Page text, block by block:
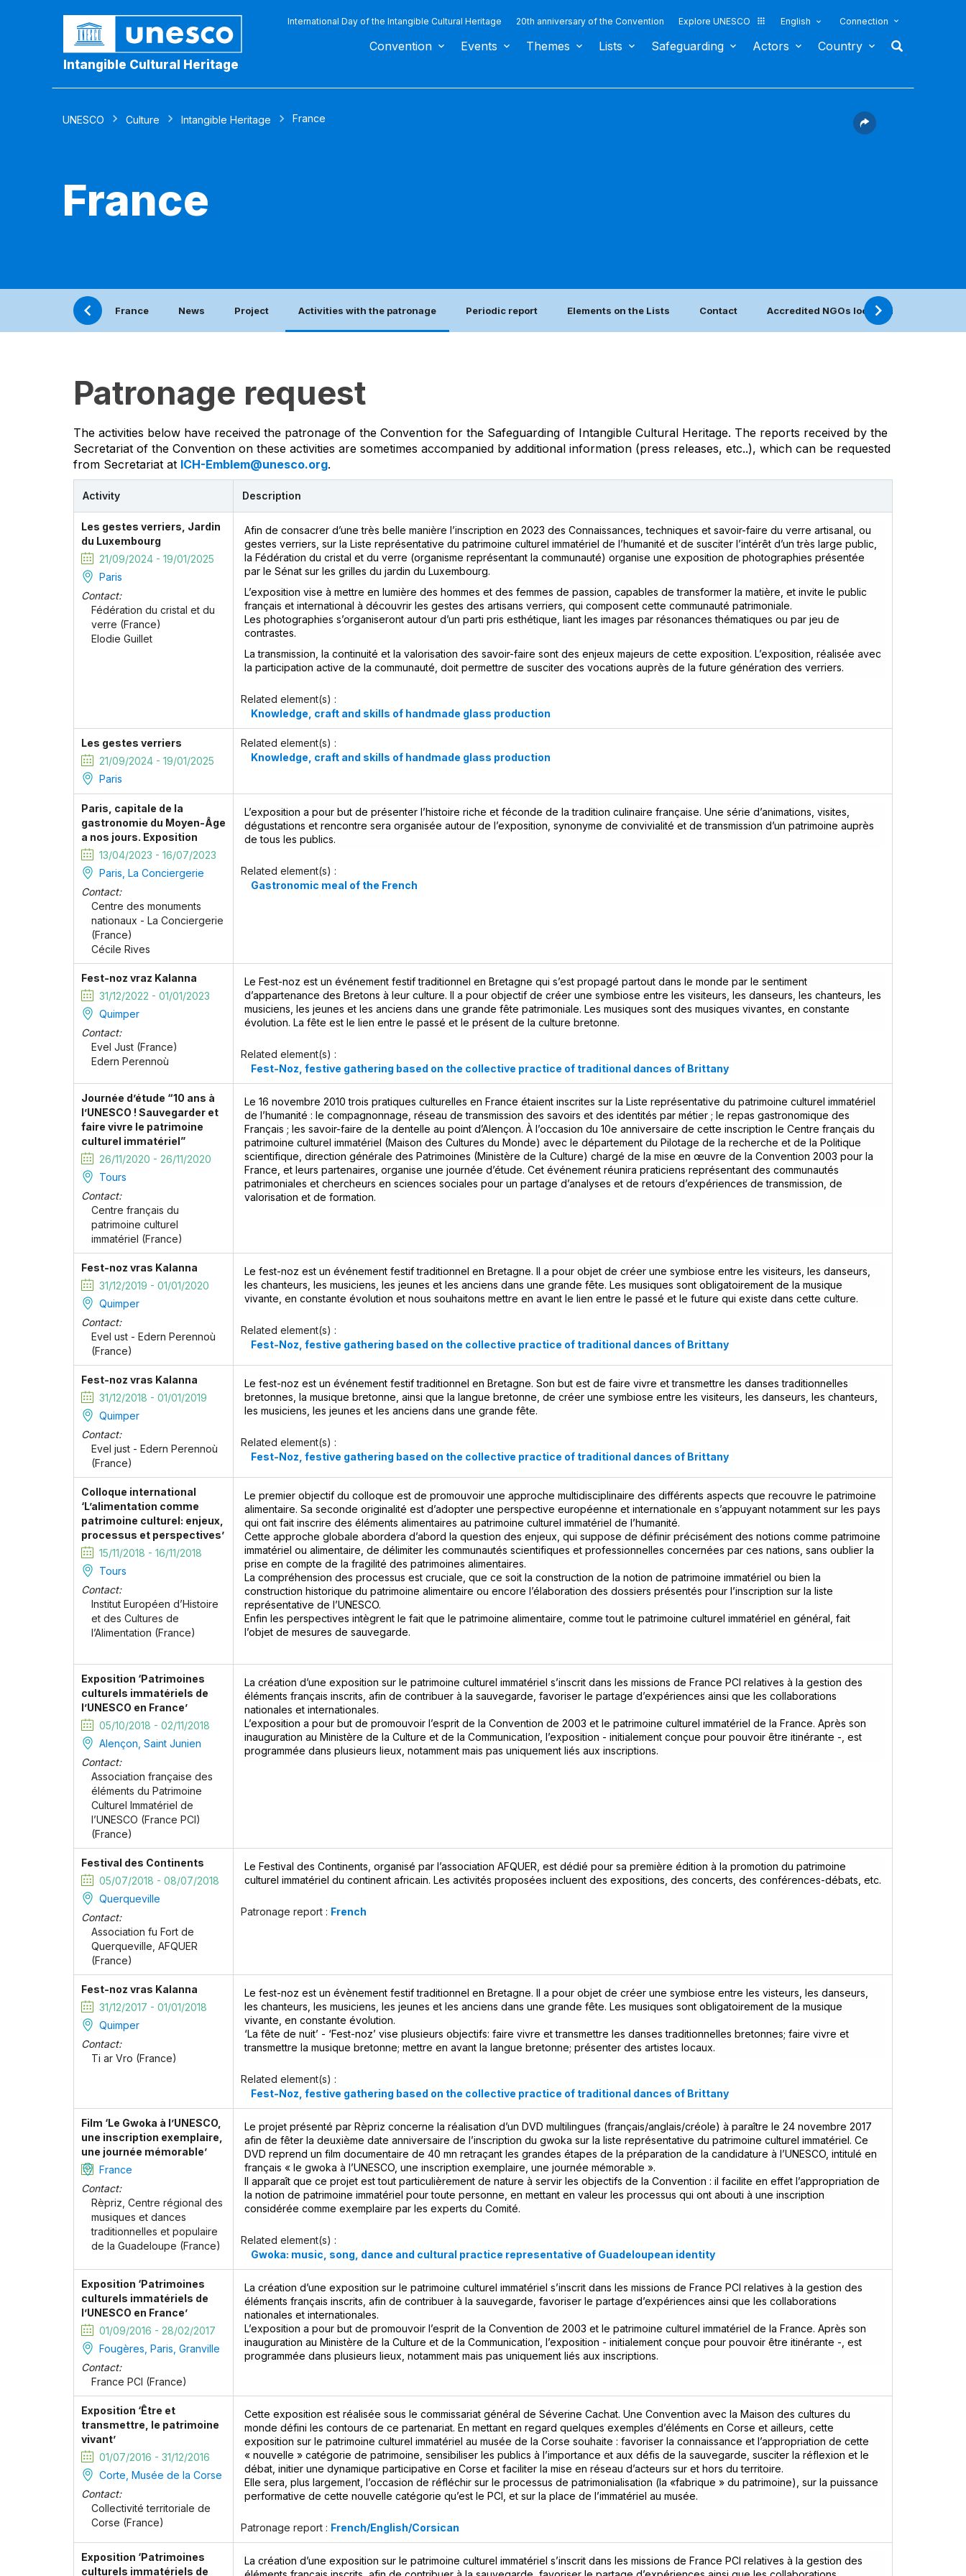
Intangible Cultural Heritage
International Day of the Intangible Cultural Heritage 20th anniversary of the Convention Explore UNESCO English Connection
Convention Events Themes Lists Safeguarding Actors Country
UNESCO Culture Intangible Heritage France
France
France News Project Activities with the patronage Periodic report Elements on the Lists Contact Accredited NGOs located in this country
Patronage request
The activities below have received the patronage of the Convention for the Safeguarding of Intangible Cultural Heritage. The reports received by the
Secretariat of the Convention on these activities are sometimes accompanied by additional information (press releases, etc..), which can be requested
from Secretariat at ICH-Emblem@unesco.org.
Activity Description
Les gestes verriers, Jardin
du Luxembourg
21/09/2024 - 19/01/2025
Paris
Contact:
Fédération du cristal et du
verre (France)
Elodie Guillet
Afin de consacrer d’une très belle manière l’inscription en 2023 des Connaissances, techniques et savoir-faire du verre artisanal, ou
gestes verriers, sur la Liste représentative du patrimoine culturel immatériel de l’humanité et de susciter l’intérêt d’un très large public,
la Fédération du cristal et du verre (organisme représentant la communauté) organise une exposition de photographies présentée
par le Sénat sur les grilles du jardin du Luxembourg.
L’exposition vise à mettre en lumière des hommes et des femmes de passion, capables de transformer la matière, et invite le public
français et international à découvrir les gestes des artisans verriers, qui composent cette communauté patrimoniale.
Les photographies s’organiseront autour d’un parti pris esthétique, liant les images par résonances thématiques ou par jeu de
contrastes.
La transmission, la continuité et la valorisation des savoir-faire sont des enjeux majeurs de cette exposition. L’exposition, réalisée avec
la participation active de la communauté, doit permettre de susciter des vocations auprès de la future génération des verriers.
Related element(s) :
Knowledge, craft and skills of handmade glass production
Les gestes verriers
21/09/2024 - 19/01/2025
Paris
Related element(s) :
Knowledge, craft and skills of handmade glass production
Paris, capitale de la
gastronomie du Moyen-Âge
a nos jours. Exposition
13/04/2023 - 16/07/2023
Paris, La Conciergerie
Contact:
Centre des monuments
nationaux - La Conciergerie
(France)
Cécile Rives
L’exposition a pour but de présenter l’histoire riche et féconde de la tradition culinaire française. Une série d’animations, visites,
dégustations et rencontre sera organisée autour de l’exposition, synonyme de convivialité et de transmission d’un patrimoine auprès
de tous les publics.
Related element(s) :
Gastronomic meal of the French
Fest-noz vraz Kalanna
31/12/2022 - 01/01/2023
Quimper
Contact:
Evel Just (France)
Edern Perennoù
Le Fest-noz est un événement festif traditionnel en Bretagne qui s’est propagé partout dans le monde par le sentiment
d’appartenance des Bretons à leur culture. Il a pour objectif de créer une symbiose entre les visiteurs, les danseurs, les chanteurs, les
musiciens, les jeunes et les anciens dans une grande fête patrimoniale. Les musiques sont des musiques vivantes, en constante
évolution. La fête est le lien entre le passé et le présent de la culture bretonne.
Related element(s) :
Fest-Noz, festive gathering based on the collective practice of traditional dances of Brittany
Journée d’étude “10 ans à
l’UNESCO ! Sauvegarder et
faire vivre le patrimoine
culturel immatériel”
26/11/2020 - 26/11/2020
Tours
Contact:
Centre français du
patrimoine culturel
immatériel (France)
Le 16 novembre 2010 trois pratiques culturelles en France étaient inscrites sur la Liste représentative du patrimoine culturel immatériel
de l’humanité : le compagnonnage, réseau de transmission des savoirs et des identités par métier ; le repas gastronomique des
Français ; les savoir-faire de la dentelle au point d’Alençon. À l’occasion du 10e anniversaire de cette inscription le Centre français du
patrimoine culturel immatériel (Maison des Cultures du Monde) avec le département du Pilotage de la recherche et de la Politique
scientifique, direction générale des Patrimoines (Ministère de la Culture) chargé de la mise en œuvre de la Convention 2003 pour la
France, et leurs partenaires, organise une journée d’étude. Cet événement réunira praticiens représentant des communautés
patrimoniales et chercheurs en sciences sociales pour un partage d’analyses et de retours d’expériences de transmission, de
valorisation et de formation.
Fest-noz vras Kalanna
31/12/2019 - 01/01/2020
Quimper
Contact:
Evel ust - Edern Perennoù
(France)
Le fest-noz est un événement festif traditionnel en Bretagne. Il a pour objet de créer une symbiose entre les visiteurs, les danseurs,
les chanteurs, les musiciens, les jeunes et les anciens dans une grande fête. Les musiques sont obligatoirement de la musique
vivante, en constante évolution et nous souhaitons mettre en avant le lien entre le passé et le future qui existe dans cette culture.
Related element(s) :
Fest-Noz, festive gathering based on the collective practice of traditional dances of Brittany
Fest-noz vras Kalanna
31/12/2018 - 01/01/2019
Quimper
Contact:
Evel just - Edern Perennoù
(France)
Le fest-noz est un événement festif traditionnel en Bretagne. Son but est de faire vivre et transmettre les danses traditionnelles
bretonnes, la musique bretonne, ainsi que la langue bretonne, de créer une symbiose entre les visiteurs, les danseurs, les chanteurs,
les musiciens, les jeunes et les anciens dans une grande fête.
Related element(s) :
Fest-Noz, festive gathering based on the collective practice of traditional dances of Brittany
Colloque international
‘L’alimentation comme
patrimoine culturel: enjeux,
processus et perspectives’
15/11/2018 - 16/11/2018
Tours
Contact:
Institut Européen d’Histoire
et des Cultures de
l’Alimentation (France)
Le premier objectif du colloque est de promouvoir une approche multidisciplinaire des différents aspects que recouvre le patrimoine
alimentaire. Sa seconde originalité est d’adopter une perspective européenne et internationale en s’appuyant notamment sur les pays
qui ont fait inscrire des éléments alimentaires au patrimoine culturel immatériel de l’humanité.
Cette approche globale abordera d’abord la question des enjeux, qui suppose de définir précisément des notions comme patrimoine
immatériel ou alimentaire, de délimiter les communautés scientifiques et professionnelles concernées par ces nations, sans oublier la
prise en compte de la fragilité des patrimoines alimentaires.
La compréhension des processus est cruciale, que ce soit la construction de la notion de patrimoine immatériel ou bien la
construction historique du patrimoine alimentaire ou encore l’élaboration des dossiers présentés pour l’inscription sur la liste
représentative de l’UNESCO.
Enfin les perspectives intègrent le fait que le patrimoine alimentaire, comme tout le patrimoine culturel immatériel en général, fait
l’objet de mesures de sauvegarde.
Exposition ‘Patrimoines
culturels immatériels de
l’UNESCO en France’
05/10/2018 - 02/11/2018
Alençon, Saint Junien
Contact:
Association française des
éléments du Patrimoine
Culturel Immatériel de
l’UNESCO (France PCI)
(France)
La création d’une exposition sur le patrimoine culturel immatériel s’inscrit dans les missions de France PCI relatives à la gestion des
éléments français inscrits, afin de contribuer à la sauvegarde, favoriser le partage d’expériences ainsi que les collaborations
nationales et internationales.
L’exposition a pour but de promouvoir l’esprit de la Convention de 2003 et le patrimoine culturel immatériel de la France. Après son
inauguration au Ministère de la Culture et de la Communication, l’exposition - initialement conçue pour pouvoir être itinérante -, est
programmée dans plusieurs lieux, notamment mais pas uniquement liés aux inscriptions.
Festival des Continents
05/07/2018 - 08/07/2018
Querqueville
Contact:
Association fu Fort de
Querqueville, AFQUER
(France)
Le Festival des Continents, organisé par l’association AFQUER, est dédié pour sa première édition à la promotion du patrimoine
culturel immatériel du continent africain. Les activités proposées incluent des expositions, des concerts, des conférences-débats, etc.
Patronage report : French
Fest-noz vras Kalanna
31/12/2017 - 01/01/2018
Quimper
Contact:
Ti ar Vro (France)
Le fest-noz est un évènement festif traditionnel en Bretagne. Il a pour objet de créer une symbiose entre les visteurs, les danseurs,
les chanteurs, les musiciens, les jeunes et les anciens dans une grande fête. Les musiques sont obligatoirement de la musique
vivante, en constante évolution.
‘La fête de nuit’ - ‘Fest-noz’ vise plusieurs objectifs: faire vivre et transmettre les danses traditionnelles bretonnes; faire vivre et
transmettre la musique bretonne; mettre en avant la langue bretonne; présenter des artistes locaux.
Related element(s) :
Fest-Noz, festive gathering based on the collective practice of traditional dances of Brittany
Film ‘Le Gwoka à l’UNESCO,
une inscription exemplaire,
une journée mémorable’
France
Contact:
Rèpriz, Centre régional des
musiques et dances
traditionnelles et populaire
de la Guadeloupe (France)
Le projet présenté par Rèpriz concerne la réalisation d’un DVD multilingues (français/anglais/créole) à paraître le 24 novembre 2017
afin de fêter la deuxième date anniversaire de l’inscription du gwoka sur la liste représentative du patrimoine culturel immatériel. Ce
DVD reprend un film documentaire de 40 mn retraçant les grandes étapes de la préparation de la candidature à l’UNESCO, intitulé en
français « le gwoka à l’UNESCO, une inscription exemplaire, une journée mémorable ».
Il apparaît que ce projet est tout particulièrement de nature à servir les objectifs de la Convention : il facilite en effet l’appropriation de
la notion de patrimoine immatériel pour toute personne, en mettant en valeur les processus qui ont abouti à une inscription
considérée comme exemplaire par les experts du Comité.
Related element(s) :
Gwoka: music, song, dance and cultural practice representative of Guadeloupean identity
Exposition ‘Patrimoines
culturels immatériels de
l’UNESCO en France’
01/09/2016 - 28/02/2017
Fougères, Paris, Granville
Contact:
France PCI (France)
La création d’une exposition sur le patrimoine culturel immatériel s’inscrit dans les missions de France PCI relatives à la gestion des
éléments français inscrits, afin de contribuer à la sauvegarde, favoriser le partage d’expériences ainsi que les collaborations
nationales et internationales.
L’exposition a pour but de promouvoir l’esprit de la Convention de 2003 et le patrimoine culturel immatériel de la France. Après son
inauguration au Ministère de la Culture et de la Communication, l’exposition - initialement conçue pour pouvoir être itinérante -, est
programmée dans plusieurs lieux, notamment mais pas uniquement liés aux inscriptions.
Exposition ‘Être et
transmettre, le patrimoine
vivant’
01/07/2016 - 31/12/2016
Corte, Musée de la Corse
Contact:
Collectivité territoriale de
Corse (France)
Cette exposition est réalisée sous le commissariat général de Séverine Cachat. Une Convention avec la Maison des cultures du
monde défini les contours de ce partenariat. En mettant en regard quelques exemples d’éléments en Corse et ailleurs, cette
exposition sur le patrimoine culturel immatériel au musée de la Corse souhaite : favoriser la connaissance et l’appropriation de cette
« nouvelle » catégorie de patrimoine, sensibiliser les publics à l’importance et aux défis de la sauvegarde, susciter la réflexion et le
débat, initier une dynamique participative en Corse et faciliter la mise en réseau d’acteurs sur et hors du territoire.
Elle sera, plus largement, l’occasion de réfléchir sur le processus de patrimonialisation (la «fabrique » du patrimoine), sur la puissance
performative de cette nouvelle catégorie qu’est le PCI, et sur la place de l’immatériel au musée.
Patronage report : French/English/Corsican
Exposition ‘Patrimoines
culturels immatériels de
La création d’une exposition sur le patrimoine culturel immatériel s’inscrit dans les missions de France PCI relatives à la gestion des